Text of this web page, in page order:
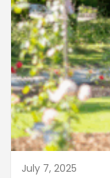
July 7, 2025